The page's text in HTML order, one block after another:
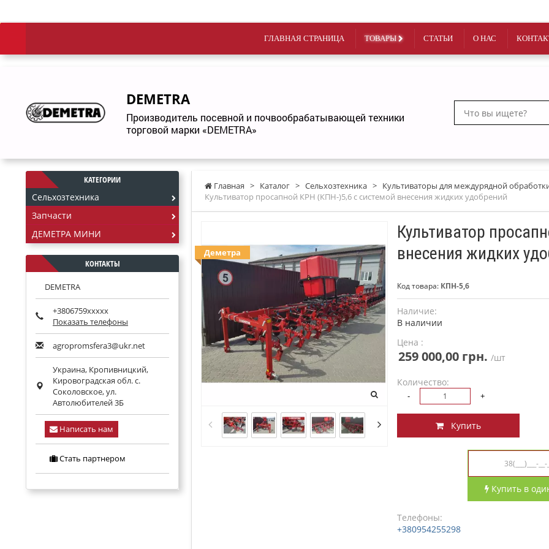
ГЛАВНАЯ СТРАНИЦА ТОВАРЫ СТАТЬИ О НАС
DEMETRA
Производитель посевной и почвообрабатывающей техники
торговой марки «DEMETRA»
Главная > Каталог > Сельхозтехника > Культиваторы для междурядной
Культиватор просапной КРН (КПН-)5,6 с системой внесения жидких удобрений
Культиватор
внесения жидких
Код товара: КПН-5,6
Деметра
Наличие:
В наличии
Цена :
259 000,00 грн. /шт
Количество:
- +
Купить
Купить в
Телефоны:
+380954255298
КАТЕГОРИИ
Сельхозтехника
Запчасти
ДЕМЕТРА МИНИ
КОНТАКТЫ
DEMETRA
+3806759xxxxx
Показать телефоны
agropromsfera3@ukr.net
Украина, Кропивницкий,
Кировоградская обл.с.
Соколовское, ул.
Автолюбителей 3Б
Написать нам
Стать партнером